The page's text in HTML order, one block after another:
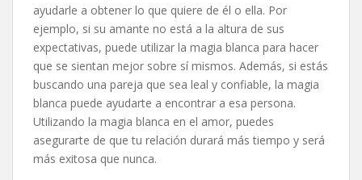
ayudarle a obtener lo que quiere de él o ella. Por
ejemplo, si su amante no está a la altura de sus
expectativas, puede utilizar la magia blanca para hacer
que se sientan mejor sobre sí mismos. Además, si estás
buscando una pareja que sea leal y confiable, la magia
blanca puede ayudarte a encontrar a esa persona.
Utilizando la magia blanca en el amor, puedes
asegurarte de que tu relación durará más tiempo y será
más exitosa que nunca.